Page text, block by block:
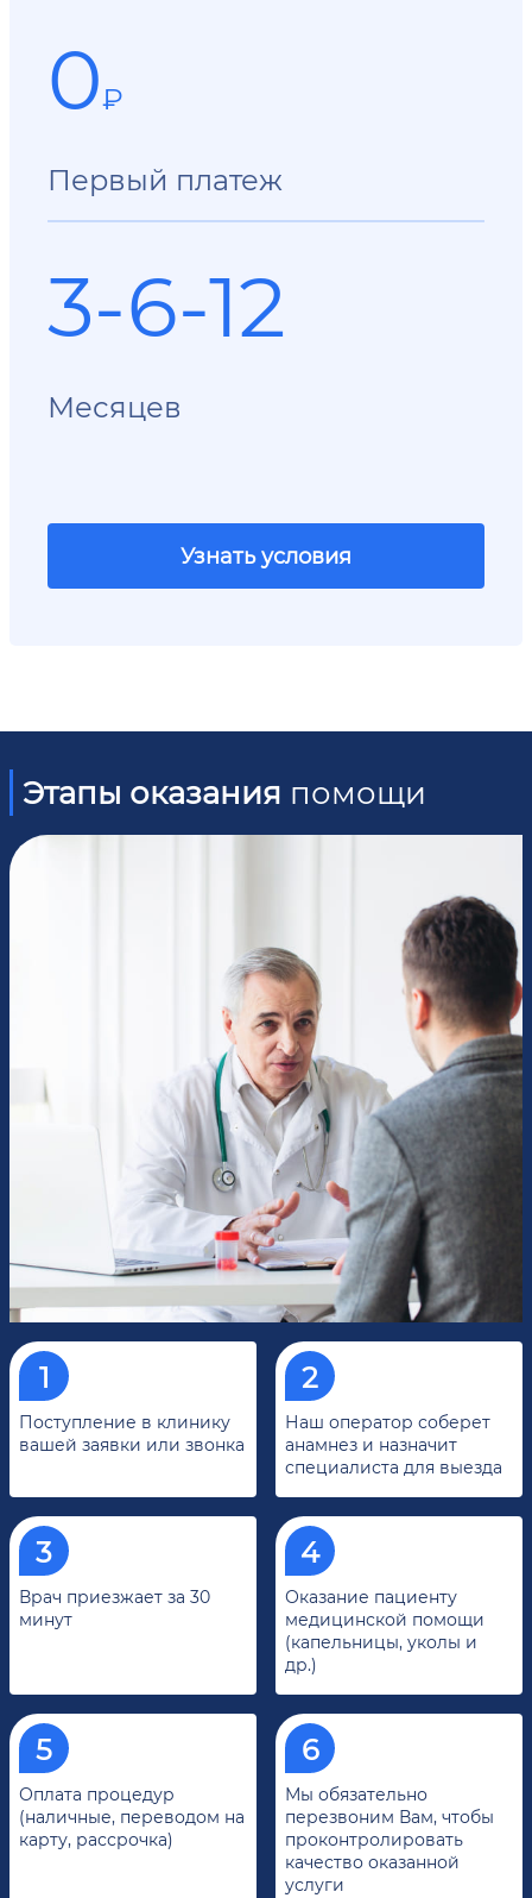
0₽
Первый платеж
3-6-12
Месяцев
Узнать условия
Этапы оказания помощи
Поступление в клинику
вашей заявки или звонка
Наш оператор соберет
анамнез и назначит
специалиста для выезда
Врач приезжает за 30
минут
Оказание пациенту
медицинской помощи
(капельницы, уколы и
др.)
Оплата процедур
(наличные, переводом на
карту, рассрочка)
Мы обязательно
перезвоним Вам, чтобы
проконтролировать
качество оказанной
услуги